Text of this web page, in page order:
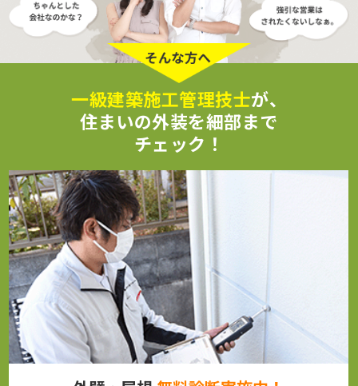
一級建築施工管理技士が、
住まいの外装を細部まで
チェック！